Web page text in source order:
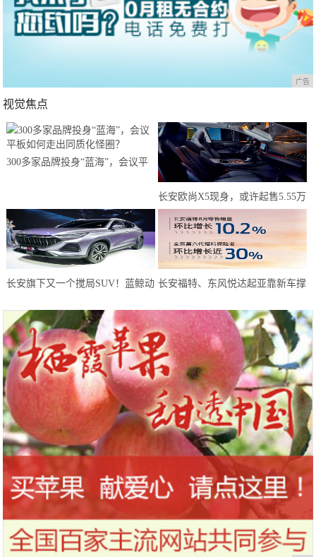
广告
视觉焦点
300多家品牌投身“蓝海”，会议平
长安欧尚X5现身，或许起售5.55万
元？年轻人有了新选择
长安旗下又一个搅局SUV！蓝鲸动 长安福特、东风悦达起亚靠新车撑